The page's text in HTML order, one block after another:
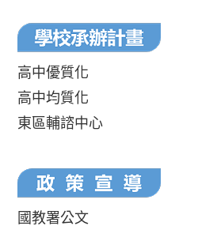
高中優質化
高中均質化
東區輔諮中心
國教署公文